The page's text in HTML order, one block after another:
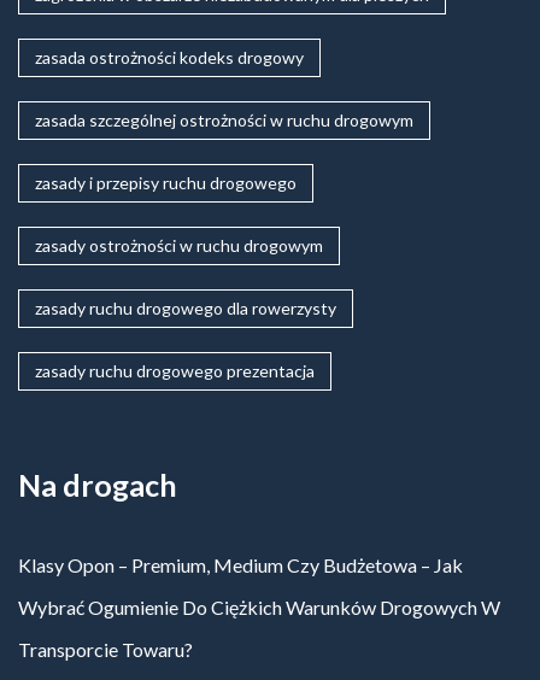
zasada ostrożności kodeks drogowy
zasada szczególnej ostrożności w ruchu drogowym
zasady i przepisy ruchu drogowego
zasady ostrożności w ruchu drogowym
zasady ruchu drogowego dla rowerzysty
zasady ruchu drogowego prezentacja
Na drogach
Klasy Opon – Premium, Medium Czy Budżetowa – Jak
Wybrać Ogumienie Do Ciężkich Warunków Drogowych W
Transporcie Towaru?